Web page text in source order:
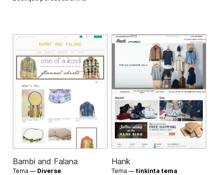
Bambi and Falana
Tema — Diverse
Hank
Tema — tinkinta tema